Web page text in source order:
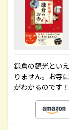
鎌倉の観光とい
りません。お寺
がわかるのです！